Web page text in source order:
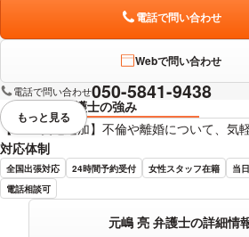
電話で問い合わせ
Webで問い合わせ
電話で問い合わせ050-5841-9438
弁護士の強み
【LINE友達追加】不倫や離婚について、気
対応体制
全国出張対応 24時間予約受付 女性スタッフ在籍 当
電話相談可
元嶋 亮 弁護士の詳細情
視覚的に省略されている要素を
もっと見る